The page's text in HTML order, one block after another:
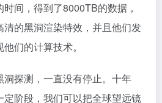
间，得到了8000TB的数据，
的黑洞渲染特效，并且他们发
们的计算技术。
探测，一直没有停止。十年
阶段，我们可以把全球望远镜